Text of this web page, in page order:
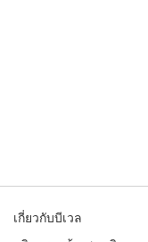
เกี่ยวกับบีเวล